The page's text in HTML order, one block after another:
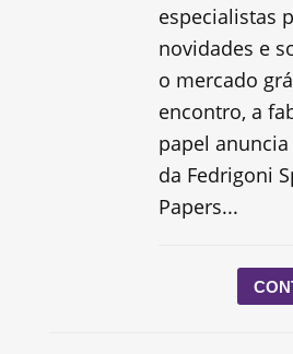
especialistas
novidades e
o mercado
encontro, a
papel
da Fedrigoni
Papers...